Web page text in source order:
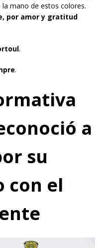
mano de estos colores.
por amor y gratitud
.
.
a
su
con el